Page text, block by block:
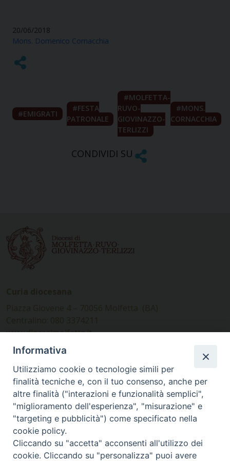
20/06/2018
Mons. Domenico Cornacchia
EMIGRATI
FESTA
PATRONALE
MOLFETTA-
RUVO-
GIOVINAZZO-
TERLIZZI
MONS.
CORNACCHIA
CONDIVIDI SU
www.diocesimolfetta.it –
diocesimolfetta@pec.chiesacattolica.it
Ufficio Comunicazioni sociali
Piazza Giovene 4 – 70056 Molfetta (BA)
comunicazionisociali@diocesimolfetta.it
SEGUICI SU
Informativa
Utilizziamo cookie o tecnologie simili per
finalità tecniche e, con il tuo consenso, anche per
altre finalità ("interazioni e funzionalità semplici",
"miglioramento dell'esperienza", "misurazione" e
"targeting e pubblicità") come specificato nella
cookie policy.
Cliccando su "accetta" acconsenti all'utilizzo dei
cookie. Cliccando su "personalizza" puoi avere